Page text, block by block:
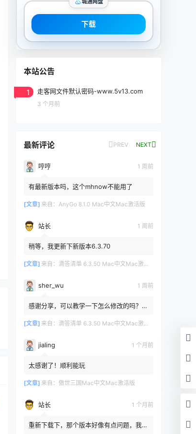
城通网盘
下载
本站公告
1 走客网文件默认密码-www.5v13.com
3 个月前
最新评论 PREV NEXT
哼哼 1 周前
有最新版本吗，这个mhnow不能用了
[文章] 来自： AnyGo 8.1.0 Mac中文Mac激活版
站长 1 周前
稍等，我更新下新版本6.3.70
[文章] 来自： 滴答清单 6.3.50 Mac中文Mac激活版
sher_wu 1 周前
感谢分享，可以教学一下怎么修改的吗？目
[文章] 来自： 滴答清单 6.3.50 Mac中文Mac激活版
jialing 1 个月前
太感谢了！顺利能玩
[文章] 来自： 傲世三国Mac中文Mac激活版
站长 1 个月前
重新下载下，那个版本好像有点问题，我重